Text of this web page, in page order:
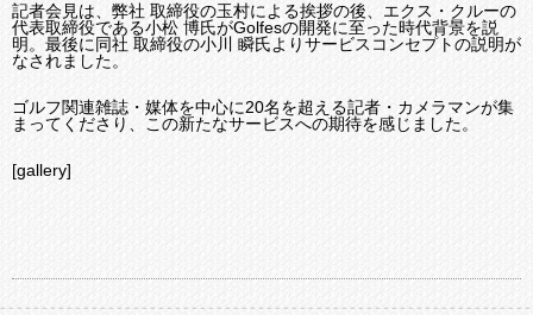
記者会見は、弊社 取締役の玉村による挨拶の後、エクス・クルーの
代表取締役である小松 博氏がGolfesの開発に至った時代背景を説
明。最後に同社 取締役の小川 瞬氏よりサービスコンセプトの説明が
なされました。
ゴルフ関連雑誌・媒体を中心に20名を超える記者・カメラマンが集
まってくださり、この新たなサービスへの期待を感じました。
[gallery]